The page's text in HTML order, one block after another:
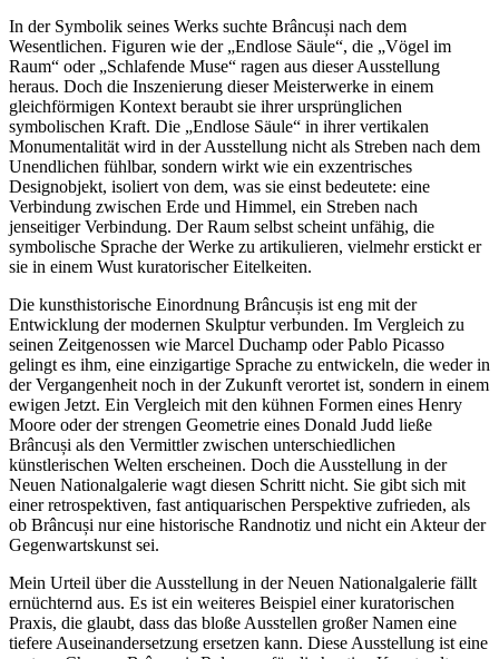
In der Symbolik seines Werks suchte Brâncuși nach dem
Wesentlichen. Figuren wie der „Endlose Säule“, die „Vögel im
Raum“ oder „Schlafende Muse“ ragen aus dieser Ausstellung
heraus. Doch die Inszenierung dieser Meisterwerke in einem
gleichförmigen Kontext beraubt sie ihrer ursprünglichen
symbolischen Kraft. Die „Endlose Säule“ in ihrer vertikalen
Monumentalität wird in der Ausstellung nicht als Streben nach dem
Unendlichen fühlbar, sondern wirkt wie ein exzentrisches
Designobjekt, isoliert von dem, was sie einst bedeutete: eine
Verbindung zwischen Erde und Himmel, ein Streben nach
jenseitiger Verbindung. Der Raum selbst scheint unfähig, die
symbolische Sprache der Werke zu artikulieren, vielmehr erstickt er
sie in einem Wust kuratorischer Eitelkeiten.
Die kunsthistorische Einordnung Brâncușis ist eng mit der
Entwicklung der modernen Skulptur verbunden. Im Vergleich zu
seinen Zeitgenossen wie Marcel Duchamp oder Pablo Picasso
gelingt es ihm, eine einzigartige Sprache zu entwickeln, die weder in
der Vergangenheit noch in der Zukunft verortet ist, sondern in einem
ewigen Jetzt. Ein Vergleich mit den kühnen Formen eines Henry
Moore oder der strengen Geometrie eines Donald Judd ließe
Brâncuși als den Vermittler zwischen unterschiedlichen
künstlerischen Welten erscheinen. Doch die Ausstellung in der
Neuen Nationalgalerie wagt diesen Schritt nicht. Sie gibt sich mit
einer retrospektiven, fast antiquarischen Perspektive zufrieden, als
ob Brâncuși nur eine historische Randnotiz und nicht ein Akteur der
Gegenwartskunst sei.
Mein Urteil über die Ausstellung in der Neuen Nationalgalerie fällt
ernüchternd aus. Es ist ein weiteres Beispiel einer kuratorischen
Praxis, die glaubt, dass das bloße Ausstellen großer Namen eine
tiefere Auseinandersetzung ersetzen kann. Diese Ausstellung ist eine